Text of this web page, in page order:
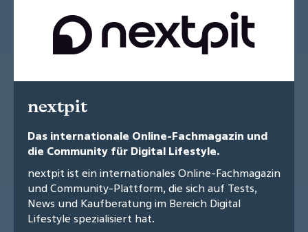
nextpit
Das internationale Online-Fachmagazin und
die Community für Digital Lifestyle.
nextpit ist ein internationales Online-Fachmagazin
und Community-Plattform, die sich auf Tests,
News und Kaufberatung im Bereich Digital
Lifestyle spezialisiert hat.